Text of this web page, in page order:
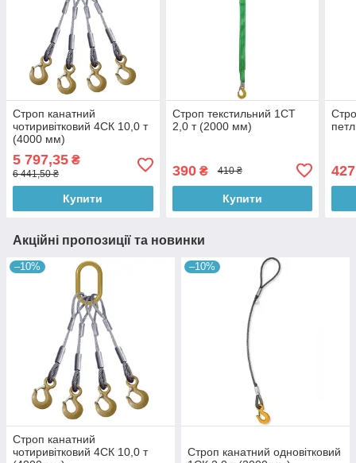
Строп канатний
чотиривітковий 4СК 10,0 т
(4000 мм)
5 797,35 ₴
6 441,50 ₴
Купити
Строп текстильний 1СТ
2,0 т (2000 мм)
390₴ 410 ₴
Купити
Акційні пропозиції та новинки
–10%
Строп канатний
чотиривітковий 4СК 10,0 т
–10%
Строп канатний одновітковий